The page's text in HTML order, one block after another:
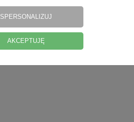
SPERSONALIZUJ
AKCEPTUJĘ